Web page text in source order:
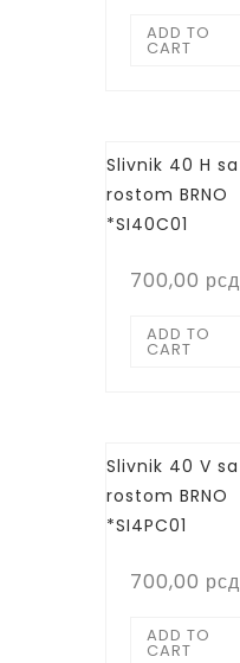
ADD TO
CART
Slivnik 40 H sa
rostom BRNO
*SI40C01
700,00 рсд
ADD TO
CART
Slivnik 40 V sa
rostom BRNO
*SI4PC01
700,00 рсд
ADD TO
CART